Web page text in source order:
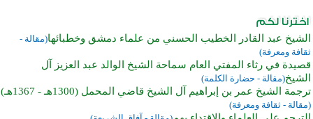
الشيخ عبد القادر الخطيب الحسني من علماء دمشق وخطبائها(مقالة -
ثقافة ومعرفة)
قصيدة في رثاء المفتي العام سماحة الشيخ الوالد عبد العزيز آل
الشيخ(مقالة - حضارة الكلمة)
ترجمة الشيخ عمر بن إبراهيم آل الشيخ قاضي المحمل (1300هـ - 1367هـ)
(مقالة - ثقافة ومعرفة)